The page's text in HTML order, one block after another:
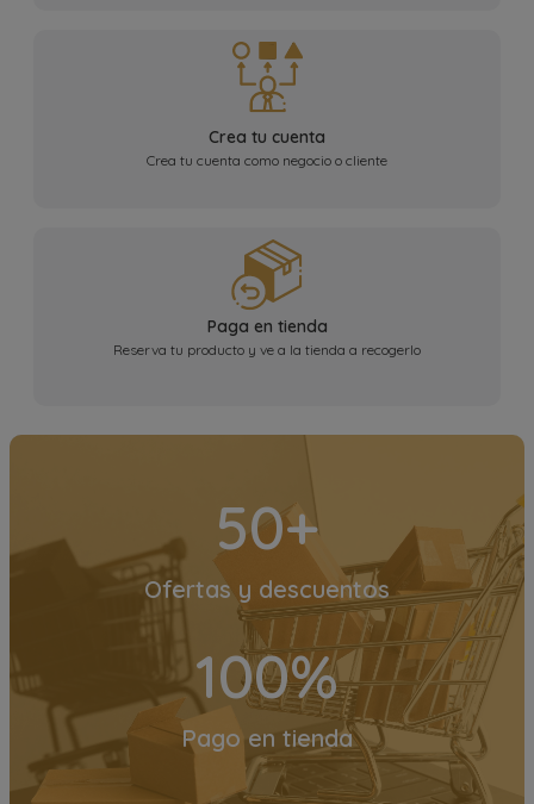
Crea tu cuenta
Crea tu cuenta como negocio o cliente
Paga en tienda
Reserva tu producto y ve a la tienda a recogerlo
50+
Ofertas y descuentos
100%
Pago en tienda